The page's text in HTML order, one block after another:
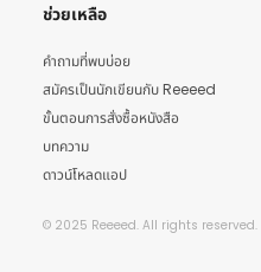
ช่วยเหลือ
คำถามที่พบบ่อย
สมัครเป็นนักเขียนกับ Reeeed
ขั้นตอนการสั่งซื้อหนังสือ
บทความ
ดาวน์โหลดแอป
© 2025 Reeeed. All rights reserved.